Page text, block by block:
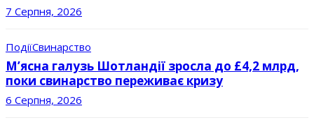
7 Серпня, 2026
ПодіїСвинарство
М’ясна галузь Шотландії зросла до £4,2 млрд,
поки свинарство переживає кризу
6 Серпня, 2026